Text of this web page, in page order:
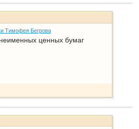
Тимофея Бегрова
ценных бумаг